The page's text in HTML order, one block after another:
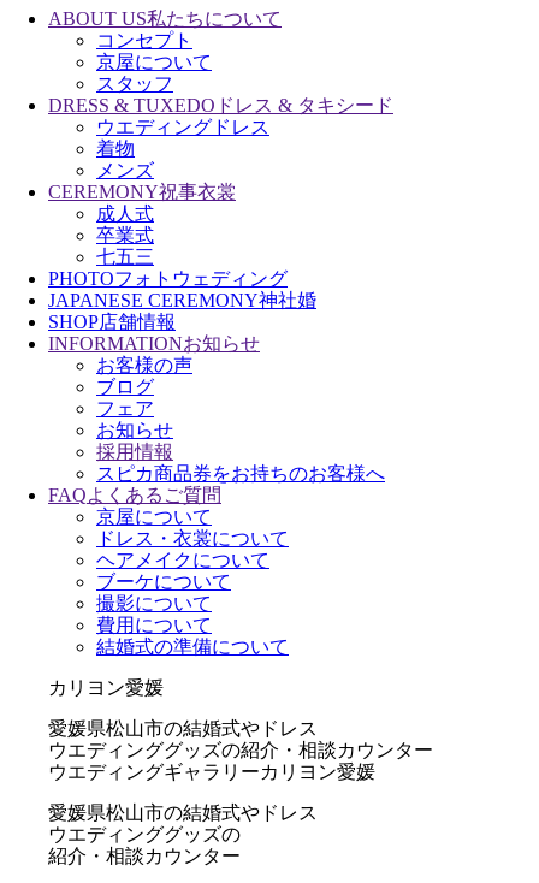
ABOUT US私たちについて
コンセプト
京屋について
スタッフ
DRESS & TUXEDO ドレス & タキシード
ウエディングドレス
着物
メンズ
CEREMONY祝事衣裳
成人式
卒業式
七五三
PHOTOフォトウェディング
JAPANESE CEREMONY神社婚
SHOP店舗情報
INFORMATIONお知らせ
お客様の声
ブログ
フェア
お知らせ
採用情報
スピカ商品券をお持ちのお客様へ
FAQよくあるご質問
京屋について
ドレス・衣裳について
ヘアメイクについて
ブーケについて
撮影について
費用について
結婚式の準備について
カリヨン愛媛
愛媛県松山市の結婚式やドレス
ウエディンググッズの紹介・相談カウンター
ウエディングギャラリーカリヨン愛媛
愛媛県松山市の結婚式やドレス
ウエディンググッズの
紹介・相談カウンター